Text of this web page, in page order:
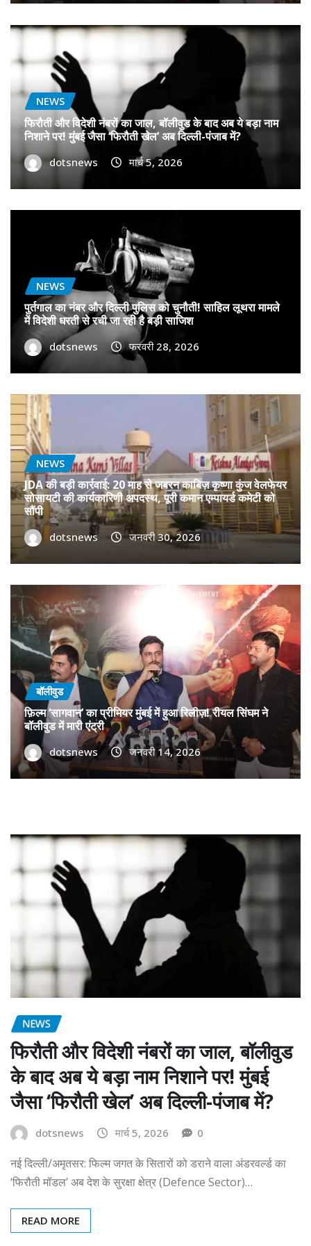
NEWS
फिरौती और विदेशी नंबरों का जाल, बॉलीवुड के बाद अब ये बड़ा नाम
निशाने पर! मुंबई जैसा ‘फिरौती खेल’ अब दिल्ली-पंजाब में?
dotsnews मार्च 5, 2026
NEWS
पुर्तगाल का नंबर और दिल्ली पुलिस को चुनौती! साहिल लूथरा मामले
में विदेशी धरती से रची जा रही है बड़ी साजिश
dotsnews फरवरी 28, 2026
NEWS
JDA की बड़ी कार्रवाई: 20 माह से जबरन काबिज़ कृष्णा कुंज वेलफेयर
सोसायटी की कार्यकारिणी अपदस्थ, पूरी कमान एम्पायर्ड कमेटी को
सौंपी
dotsnews जनवरी 30, 2026
बॉलीवुड
फ़िल्म ‘सागवान’ का प्रीमियर मुंबई में हुआ रिलीज़! रीयल सिंघम ने
बॉलीवुड में मारी एंट्री
dotsnews जनवरी 14, 2026
NEWS
फिरौती और विदेशी नंबरों का जाल, बॉलीवुड
के बाद अब ये बड़ा नाम निशाने पर! मुंबई
जैसा ‘फिरौती खेल’ अब दिल्ली-पंजाब में?
dotsnews मार्च 5, 2026 0
नई दिल्ली/अमृतसर: फिल्म जगत के सितारों को डराने वाला अंडरवर्ल्ड का
‘फिरौती मॉडल’ अब देश के सुरक्षा क्षेत्र (Defence Sector)…
READ MORE